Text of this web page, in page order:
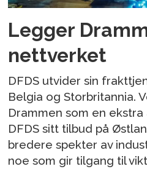
Legger
nettverket
DFDS utvider sin
Belgia og Storbritannia.
Drammen som en
DFDS sitt tilbud på
bredere spekter av
noe som gir tilgang til